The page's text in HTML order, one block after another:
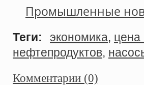
Промышленные
Теги: экономика, цена
нефтепродуктов,
Комментарии (0)